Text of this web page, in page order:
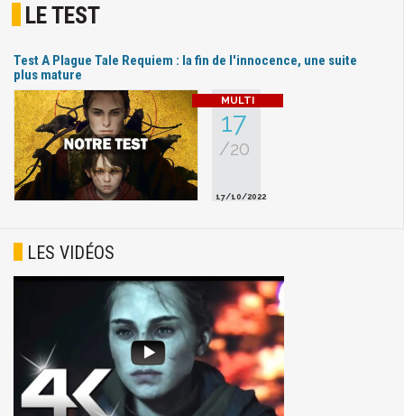
LE TEST
Test A Plague Tale Requiem : la fin de l'innocence, une suite
plus mature
17
/20
17/10/2022
LES VIDÉOS